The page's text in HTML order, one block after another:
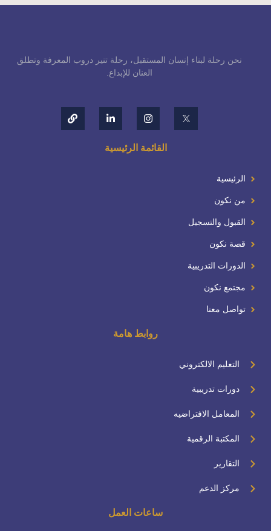
نحن رحلة لبناء إنسان المستقبل، رحلة تنير دروب المعرفة وتطلق
العنان للإبداع.
القائمة الرئيسية
الرئيسية
من نكون
القبول والتسجيل
قصة نكون
الدورات التدريبية
مجتمع نكون
تواصل معنا
روابط هامة
التعليم الالكتروني
دورات تدريبية
المعامل الافتراضيه
المكتبة الرقمية
التقارير
مركز الدعم
ساعات العمل